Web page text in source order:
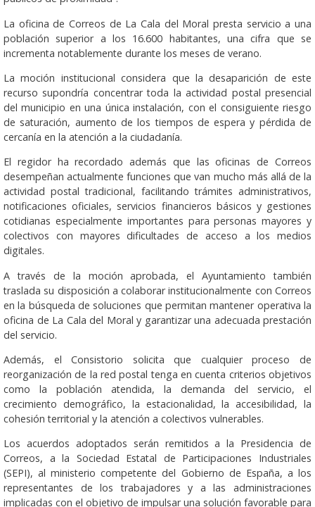
La oficina de Correos de La Cala del Moral presta servicio a una
población superior a los 16.600 habitantes, una cifra que se
incrementa notablemente durante los meses de verano.
La moción institucional considera que la desaparición de este
recurso supondría concentrar toda la actividad postal presencial
del municipio en una única instalación, con el consiguiente riesgo
de saturación, aumento de los tiempos de espera y pérdida de
cercanía en la atención a la ciudadanía.
El regidor ha recordado además que las oficinas de Correos
desempeñan actualmente funciones que van mucho más allá de la
actividad postal tradicional, facilitando trámites administrativos,
notificaciones oficiales, servicios financieros básicos y gestiones
cotidianas especialmente importantes para personas mayores y
colectivos con mayores dificultades de acceso a los medios
digitales.
A través de la moción aprobada, el Ayuntamiento también
traslada su disposición a colaborar institucionalmente con Correos
en la búsqueda de soluciones que permitan mantener operativa la
oficina de La Cala del Moral y garantizar una adecuada prestación
del servicio.
Además, el Consistorio solicita que cualquier proceso de
reorganización de la red postal tenga en cuenta criterios objetivos
como la población atendida, la demanda del servicio, el
crecimiento demográfico, la estacionalidad, la accesibilidad, la
cohesión territorial y la atención a colectivos vulnerables.
Los acuerdos adoptados serán remitidos a la Presidencia de
Correos, a la Sociedad Estatal de Participaciones Industriales
(SEPI), al ministerio competente del Gobierno de España, a los
representantes de los trabajadores y a las administraciones
implicadas con el objetivo de impulsar una solución favorable para